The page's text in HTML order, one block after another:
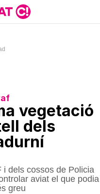
vegetació
dels
i dels cossos de Policia
aviat el que podia
greu